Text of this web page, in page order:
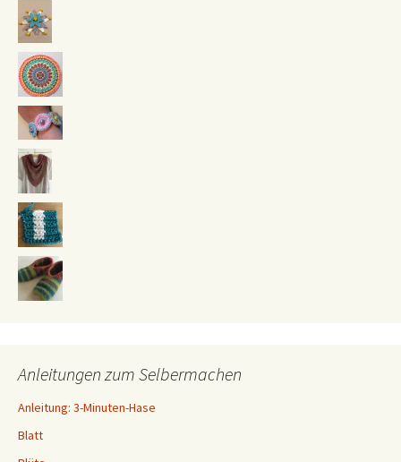
Anleitungen zum Selbermachen
Anleitung: 3-Minuten-Hase
Blatt